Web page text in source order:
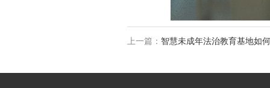
上一篇： 智慧未成年法治教育基地如